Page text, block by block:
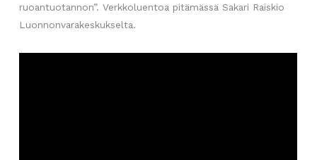
ruoantuotannon”. Verkkoluentoa pitämässä Sakari Raiskio
Luonnonvarakeskukselta.